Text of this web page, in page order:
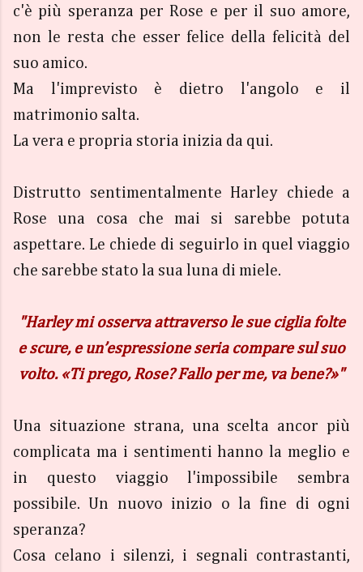
c'è più speranza per Rose e per il suo amore,
non le resta che esser felice della felicità del
suo amico.
Ma l'imprevisto è dietro l'angolo e il
matrimonio salta.
La vera e propria storia inizia da qui.
Distrutto sentimentalmente Harley chiede a
Rose una cosa che mai si sarebbe potuta
aspettare. Le chiede di seguirlo in quel viaggio
che sarebbe stato la sua luna di miele.
"Harley mi osserva attraverso le sue ciglia folte
e scure, e un’espressione seria compare sul suo
volto. «Ti prego, Rose? Fallo per me, va bene?»"
Una situazione strana, una scelta ancor più
complicata ma i sentimenti hanno la meglio e
in questo viaggio l'impossibile sembra
possibile. Un nuovo inizio o la fine di ogni
speranza?
Cosa celano i silenzi, i segnali contrastanti,